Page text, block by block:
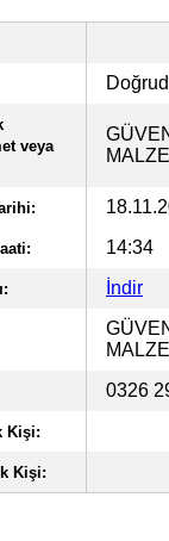
veya
14:34
İndir
0326
Kişi:
Kişi: